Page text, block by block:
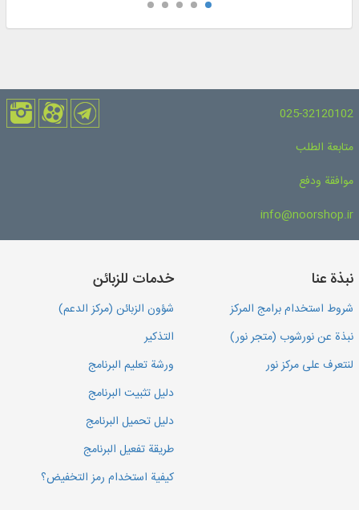
025-32120102
متابعة الطلب
موافقة ودفع
info@noorshop.ir
نبذة عنا
شروط استخدام برامج المركز
نبذة عن نورشوب (متجر نور)
لنتعرف على مركز نور
خدمات للزبائن
شؤون الزبائن (مركز الدعم)
التذكير
ورشة تعليم البرنامج
دليل تثبيت البرنامج
دليل تحميل البرنامج
طريقة تفعيل البرنامج
كيفية استخدام رمز التخفيض؟